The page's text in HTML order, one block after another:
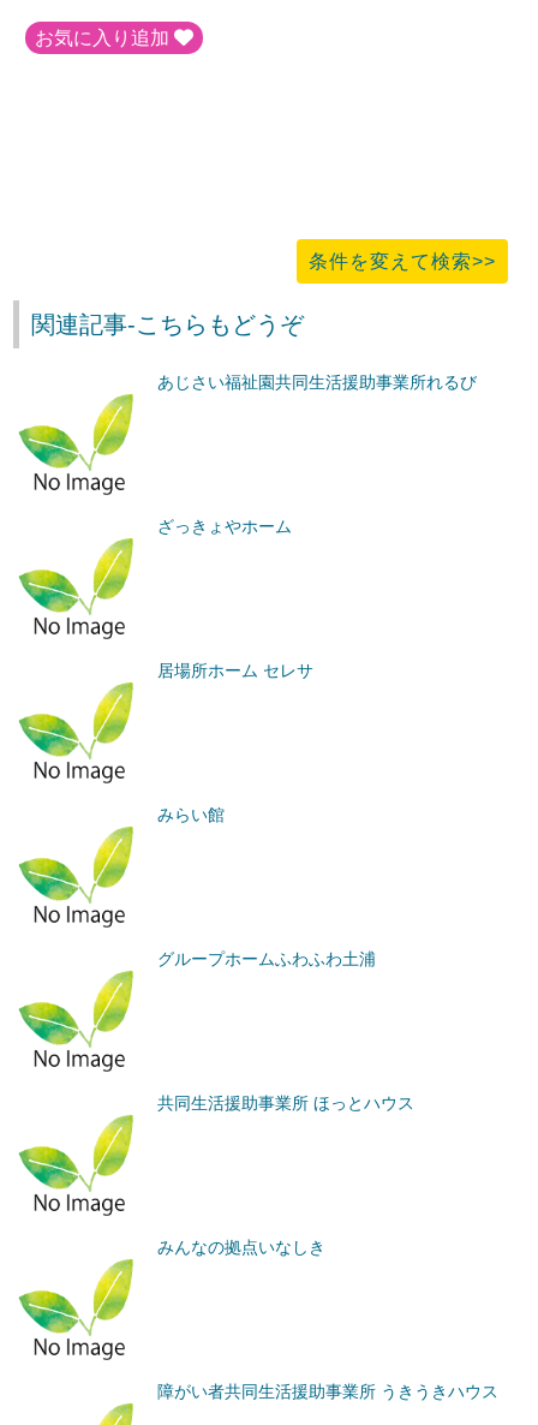
お気に入り追加
条件を変えて検索>>
関連記事-こちらもどうぞ
あじさい福祉園共同生活援助事業所れるび
ざっきょやホーム
居場所ホーム セレサ
みらい館
グループホームふわふわ土浦
共同生活援助事業所 ほっとハウス
みんなの拠点いなしき
障がい者共同生活援助事業所 うきうきハウス